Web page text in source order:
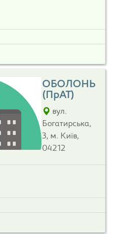
ОБОЛОНЬ
(ПрАТ)
вул.
Богатирська,
3, м. Київ,
04212